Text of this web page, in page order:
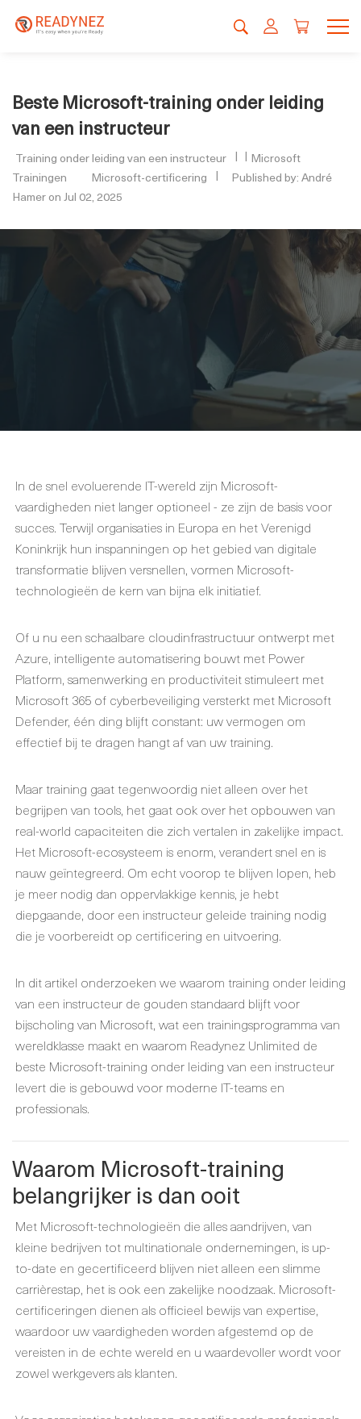
Beste Microsoft-training onder leiding
van een instructeur
Training onder leiding van een instructeur
Microsoft
Trainingen
Microsoft-certificering
Published by: André
Hamer on Jul 02, 2025
In de snel evoluerende IT-wereld zijn Microsoft-
vaardigheden niet langer optioneel - ze zijn de basis voor
succes. Terwijl organisaties in Europa en het Verenigd
Koninkrijk hun inspanningen op het gebied van digitale
transformatie blijven versnellen, vormen Microsoft-
technologieën de kern van bijna elk initiatief.
Of u nu een schaalbare cloudinfrastructuur ontwerpt met
Azure, intelligente automatisering bouwt met Power
Platform, samenwerking en productiviteit stimuleert met
Microsoft 365 of cyberbeveiliging versterkt met Microsoft
Defender, één ding blijft constant: uw vermogen om
effectief bij te dragen hangt af van uw training.
Maar training gaat tegenwoordig niet alleen over het
begrijpen van tools, het gaat ook over het opbouwen van
real-world capaciteiten die zich vertalen in zakelijke impact.
Het Microsoft-ecosysteem is enorm, verandert snel en is
nauw geïntegreerd. Om echt voorop te blijven lopen, heb
je meer nodig dan oppervlakkige kennis, je hebt
diepgaande, door een instructeur geleide training nodig
die je voorbereidt op certificering en uitvoering.
In dit artikel onderzoeken we waarom training onder leiding
van een instructeur de gouden standaard blijft voor
bijscholing van Microsoft, wat een trainingsprogramma van
wereldklasse maakt en waarom Readynez Unlimited de
beste Microsoft-training onder leiding van een instructeur
levert die is gebouwd voor moderne IT-teams en
professionals.
Waarom Microsoft-training
belangrijker is dan ooit
Met Microsoft-technologieën die alles aandrijven, van
kleine bedrijven tot multinationale ondernemingen, is up-
to-date en gecertificeerd blijven niet alleen een slimme
carrièrestap, het is ook een zakelijke noodzaak. Microsoft-
certificeringen dienen als officieel bewijs van expertise,
waardoor uw vaardigheden worden afgestemd op de
vereisten in de echte wereld en u waardevoller wordt voor
zowel werkgevers als klanten.